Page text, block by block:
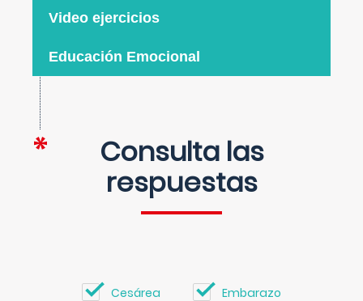
Video ejercicios
Educación Emocional
Consulta las
respuestas
Cesárea Embarazo